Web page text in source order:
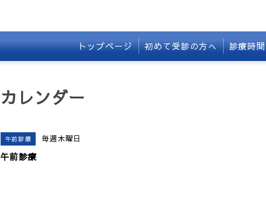
トップページ 初めて受診の方へ 診療時間
カレンダー
午前診療 毎週木曜日
午前診療